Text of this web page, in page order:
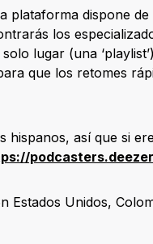
plataforma dispone
los
lugar (una
que los retomes
hispanos, así que si
Estados Unidos,